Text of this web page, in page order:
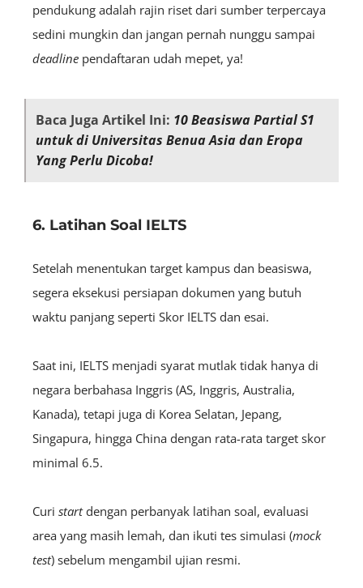
pendukung adalah rajin riset dari sumber terpercaya
sedini mungkin dan jangan pernah nunggu sampai
deadline pendaftaran udah mepet, ya!
Baca Juga Artikel Ini: 10 Beasiswa Partial S1
untuk di Universitas Benua Asia dan Eropa
Yang Perlu Dicoba!
6. Latihan Soal IELTS
Setelah menentukan target kampus dan beasiswa,
segera eksekusi persiapan dokumen yang butuh
waktu panjang seperti Skor IELTS dan esai.
Saat ini, IELTS menjadi syarat mutlak tidak hanya di
negara berbahasa Inggris (AS, Inggris, Australia,
Kanada), tetapi juga di Korea Selatan, Jepang,
Singapura, hingga China dengan rata-rata target skor
minimal 6.5.
Curi startdengan perbanyak latihan soal, evaluasi
area yang masih lemah, dan ikuti tes simulasi (mock
test) sebelum mengambil ujian resmi.